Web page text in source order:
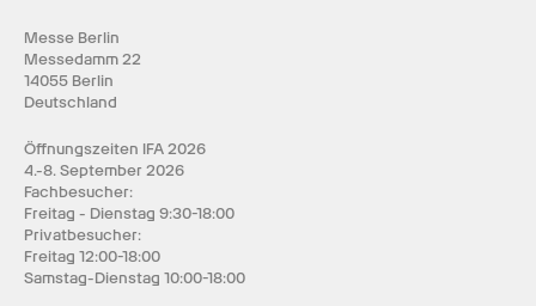
Messe Berlin
Messedamm 22
14055 Berlin
Deutschland
Öffnungszeiten IFA 2026
4.-8. September 2026
Fachbesucher:
Freitag - Dienstag 9:30-18:00
Privatbesucher:
Freitag 12:00-18:00
Samstag-Dienstag 10:00-18:00